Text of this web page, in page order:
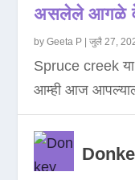
असलेले आगळे
byGeeta P |जुलै 27,
Spruce creek या
आम्ही आज